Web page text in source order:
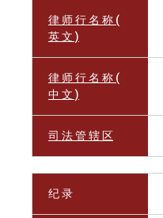
律 师 行 名 称 (
英 文 )
律 师 行 名 称 (
中 文 )
司 法 管 辖 区
纪 录